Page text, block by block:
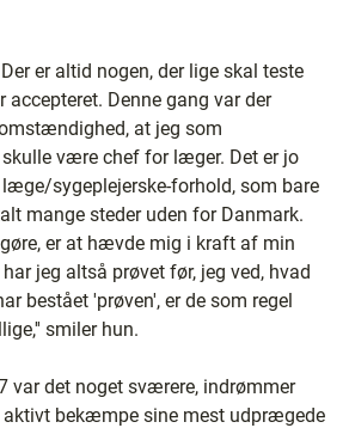
er altid nogen, der lige skal teste
accepteret. Denne gang var der
at jeg som
være chef for læger. Det er jo
sygeplejerske-forhold, som bare
mange steder uden for Danmark.
er at hævde mig i kraft af min
jeg altså prøvet før, jeg ved, hvad
bestået 'prøven', er de som regel
smiler hun.
var det noget sværere, indrømmer
aktivt bekæmpe sine mest udprægede